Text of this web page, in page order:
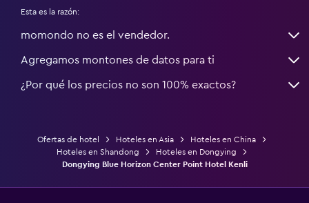
Esta es la razón:
momondo no es el vendedor.
Agregamos montones de datos para ti
¿Por qué los precios no son 100% exactos?
Ofertas de hotel Hoteles en Asia
Hoteles en China
Hoteles en Shandong
Hoteles en Dongying
Dongying Blue Horizon Center Point Hotel Kenli